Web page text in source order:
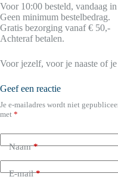
Voor 10:00 besteld, vandaag
Geen minimum bestelbedrag.
Gratis bezorging vanaf € 50,-
Achteraf betalen.
Voor jezelf, voor je naaste of
Geef een reactie
Je e-mailadres wordt niet
met *
Naam*
E-mail*